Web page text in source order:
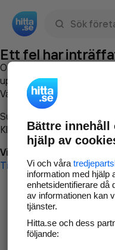
Ett fel har
Om du vill kan du
uppstod så att vi lättare
Vänligen försök med
Surfa till
Klicka påTillbaka-knappen
Vi beklagar besväret!
Till startsidan
Bättre innehåll
hjälp av
Vi och våra
information med hjälp
enhetsidentifierare då
av informationen kan
tjänster.
Hitta.se och dess
följande: